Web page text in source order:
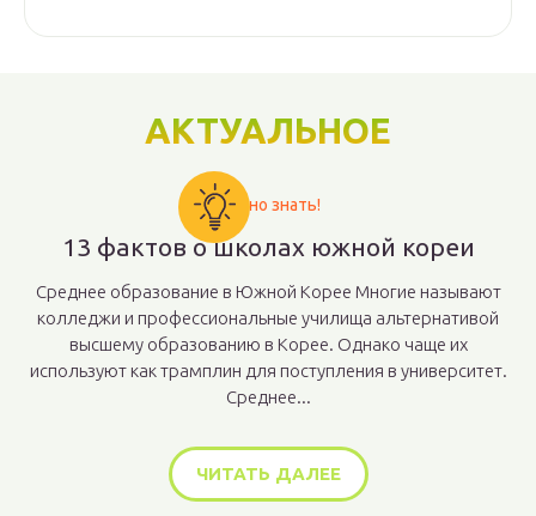
АКТУАЛЬНОЕ
Важно знать!
13 фактов о школах южной кореи
Среднее образование в Южной Корее Многие называют
колледжи и профессиональные училища альтернативой
высшему образованию в Корее. Однако чаще их
используют как трамплин для поступления в университет.
Среднее...
ЧИТАТЬ ДАЛЕЕ